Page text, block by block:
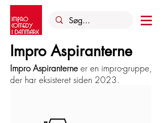
Impro Aspiranterne
Impro Aspiranterne er en impro-gruppe,
der har eksisteret siden 2023.